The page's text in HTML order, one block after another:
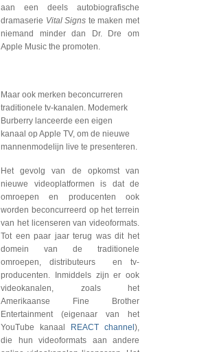
aan een deels autobiografische
dramaserie Vital Signs te maken met
niemand minder dan Dr. Dre om
Apple Music the promoten.
Maar ook merken beconcurreren
traditionele tv-kanalen. Modemerk
Burberry lanceerde een eigen
kanaal op Apple TV, om de nieuwe
mannenmodelijn live te presenteren.
Het gevolg van de opkomst van
nieuwe videoplatformen is dat de
omroepen en producenten ook
worden beconcurreerd op het terrein
van het licenseren van videoformats.
Tot een paar jaar terug was dit het
domein van de traditionele
omroepen, distributeurs en tv-
producenten. Inmiddels zijn er ook
videokanalen, zoals het
Amerikaanse Fine Brother
Entertainment (eigenaar van het
YouTube kanaal
REACT channel ),
die hun videoformats aan andere